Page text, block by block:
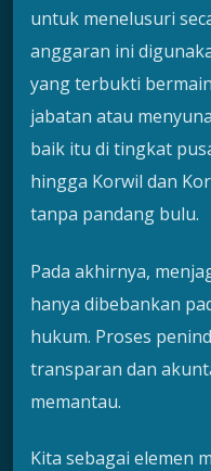
untuk menelusuri
anggaran ini
yang terbukti
jabatan atau
baik itu di tingkat
hingga Korwil dan
tanpa pandang bulu.
Pada akhirnya,
hanya dibebankan
hukum. Proses
transparan dan
memantau.
Kita sebagai elemen